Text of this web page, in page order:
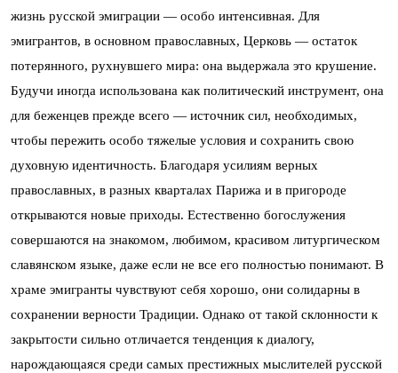
жизнь русской эмиграции — особо интенсивная. Для
эмигрантов, в основном православных, Церковь — остаток
потерянного, рухнувшего мира: она выдержала это крушение.
Будучи иногда использована как политический инструмент, она
для беженцев прежде всего — источник сил, необходимых,
чтобы пережить особо тяжелые условия и сохранить свою
духовную идентичность. Благодаря усилиям верных
православных, в разных кварталах Парижа и в пригороде
открываются новые приходы. Естественно богослужения
совершаются на знакомом, любимом, красивом литургическом
славянском языке, даже если не все его полностью понимают. В
храме эмигранты чувствуют себя хорошо, они солидарны в
сохранении верности Традиции. Однако от такой склонности к
закрытости сильно отличается тенденция к диалогу,
нарождающаяся среди самых престижных мыслителей русской